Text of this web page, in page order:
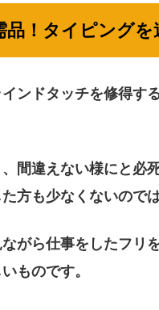
！タイピングを
ンドタッチを修得す
間違えない様にと必
方も少なくないので
がら仕事をしたフリ
ものです。